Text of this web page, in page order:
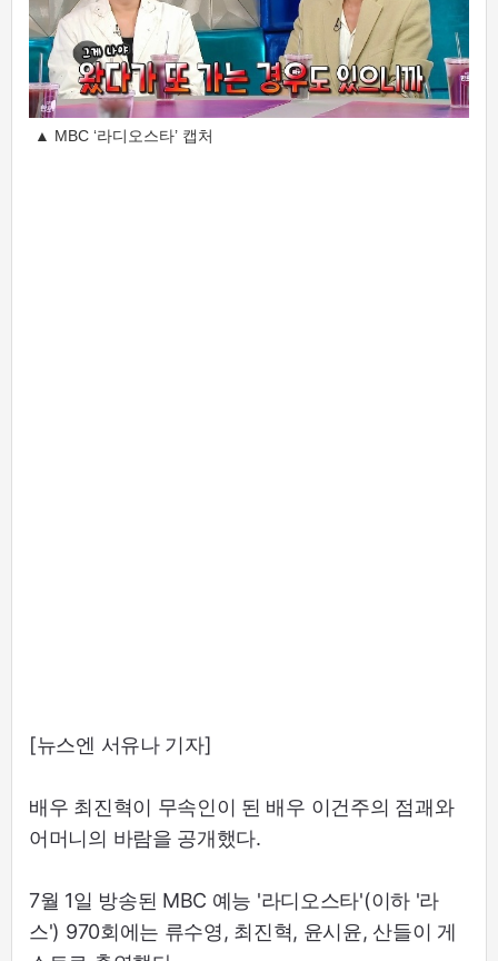
▲ MBC ‘라디오스타’ 캡처
[뉴스엔 서유나 기자]
배우 최진혁이 무속인이 된 배우 이건주의 점괘와
어머니의 바람을 공개했다.
7월 1일 방송된 MBC 예능 '라디오스타'(이하 '라
스') 970회에는 류수영, 최진혁, 윤시윤, 산들이 게